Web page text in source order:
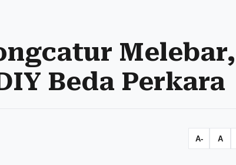
Melebar,
Beda Perkara
A- A